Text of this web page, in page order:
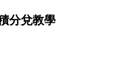
分兌教學